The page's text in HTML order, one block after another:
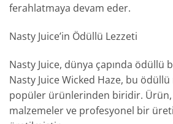
ferahlatmaya devam eder.
Nasty Juice’in Ödüllü Lezzeti
Nasty Juice, dünya çapında ödüllü
Nasty Juice Wicked Haze, bu ödüllü
popüler ürünlerinden biridir. Ürün,
malzemeler ve profesyonel bir